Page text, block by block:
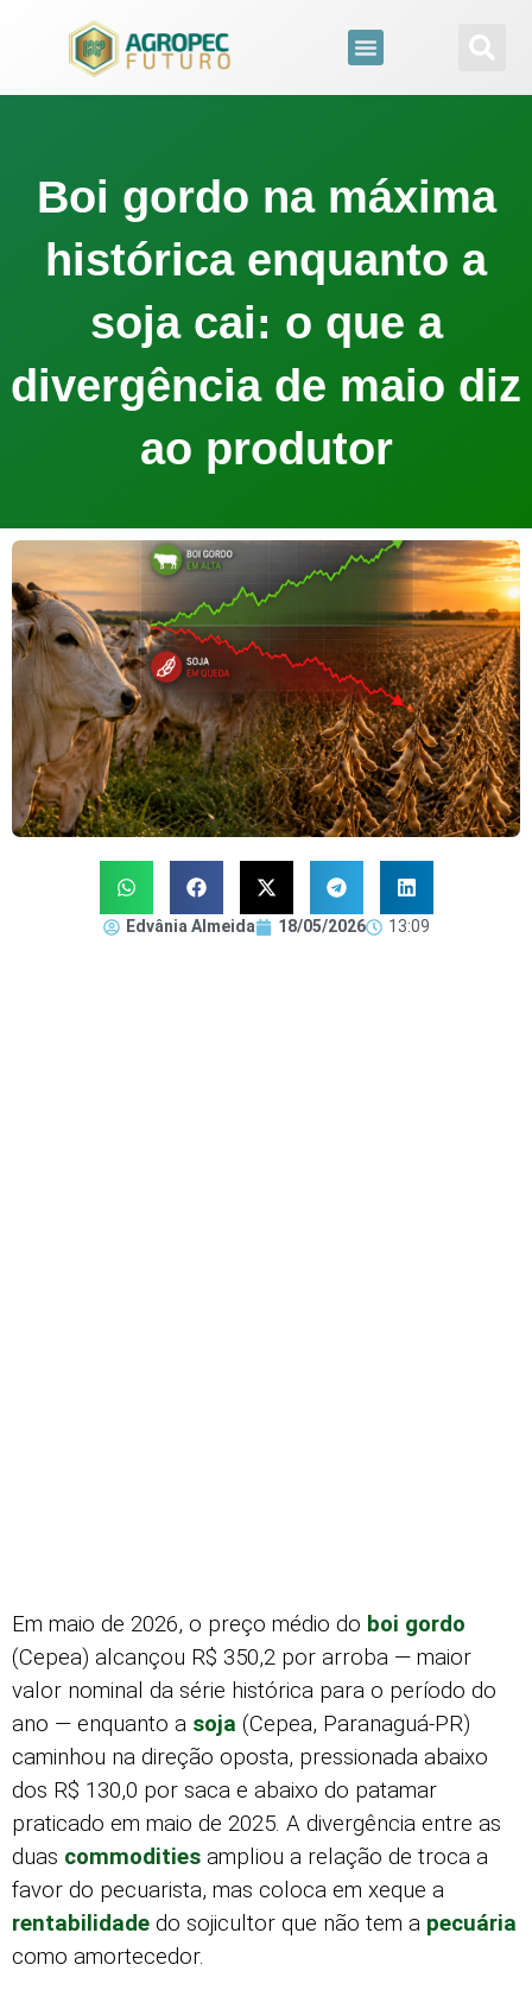
conteúdo
Boi gordo na máxima
histórica enquanto a
soja cai: o que a
divergência de maio diz
ao produtor
Edvânia Almeida 18/05/2026 13:09
Em maio de 2026, o preço médio do boi gordo
(Cepea) alcançou R$ 350,2 por arroba — maior
valor nominal da série histórica para o período do
ano — enquanto a soja (Cepea, Paranaguá-PR)
caminhou na direção oposta, pressionada abaixo
dos R$ 130,0 por saca e abaixo do patamar
praticado em maio de 2025. A divergência entre as
duas commodities ampliou a relação de troca a
favor do pecuarista, mas coloca em xeque a
rentabilidade do sojicultor que não tem a pecuária
como amortecedor.